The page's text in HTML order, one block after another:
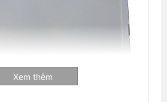
Xem thêm